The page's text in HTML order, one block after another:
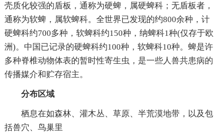
壳质化较强的盾板，通称为硬蜱，属硬蜱科；无盾板者，
通称为软蜱，属软蜱科。全世界已发现的约800余种，计
硬蜱科约700多种，软蜱科约150种，纳蜱科1种(仅存于欧
洲)。中国已记录的硬蜱科约100种，软蜱科10种。蜱是许
多种脊椎动物体表的暂时性寄生虫，是一些人兽共患病的
传播媒介和贮存宿主。
分布区域
栖息在如森林、灌木丛、草原、半荒漠地带，以及包
括兽穴、鸟巢里